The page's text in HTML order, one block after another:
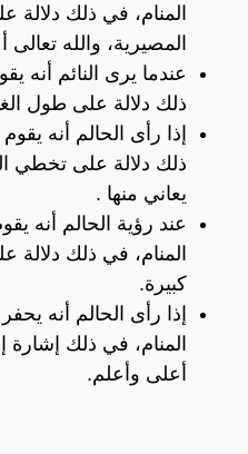
المنام، في ذلك دلالة
المصيرية، والله
عندما يرى النائم أنه
ذلك دلالة على طول
إذا رأى الحالم أنه
ذلك دلالة على تخطي
يعاني منها .
عند رؤية الحالم أنه
المنام، في ذلك
كبيرة.
إذا رأى الحالم أنه
المنام، في ذلك إشارة
أعلى وأعلم.